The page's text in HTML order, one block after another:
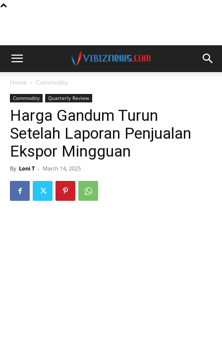
Home Commodity
Commodity Quarterly Review
Harga Gandum Turun
Setelah Laporan Penjualan
Ekspor Mingguan
By Loni T - March 14, 2025